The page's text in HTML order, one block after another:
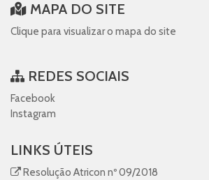
MAPA DO SITE
Clique para visualizar o mapa do site
REDES SOCIAIS
Facebook
Instagram
LINKS ÚTEIS
Resolução Atricon nº 09/2018